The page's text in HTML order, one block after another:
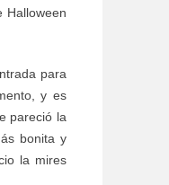
Halloween
para
y es
pareció la
bonita y
la mires